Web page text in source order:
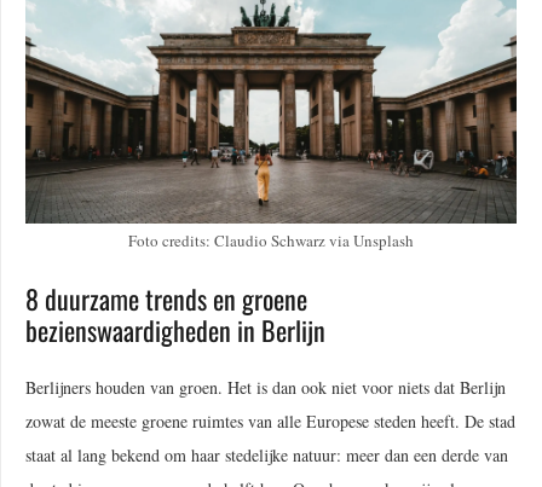
Foto credits: Claudio Schwarz via Unsplash
8 duurzame trends en groene
bezienswaardigheden in Berlijn
Berlijners houden van groen. Het is dan ook niet voor niets dat Berlijn
zowat de meeste groene ruimtes van alle Europese steden heeft. De stad
staat al lang bekend om haar stedelijke natuur: meer dan een derde van